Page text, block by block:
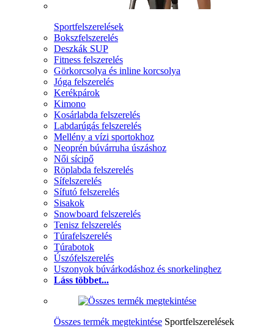
Sportfelszerelések
Bokszfelszerelés
Deszkák SUP
Fitness felszerelés
Görkorcsolya és inline korcsolya
Jóga felszerelés
Kerékpárok
Kimono
Kosárlabda felszerelés
Labdarúgás felszerelés
Mellény a vízi sportokhoz
Neoprén búvárruha úszáshoz
Női sícipő
Röplabda felszerelés
Sífelszerelés
Sífutó felszerelés
Sisakok
Snowboard felszerelés
Tenisz felszerelés
Túrafelszerelés
Túrabotok
Úszófelszerelés
Uszonyok búvárkodáshoz és snorkelinghez
Láss többet...
Összes termék megtekintése Sportfelszerelések